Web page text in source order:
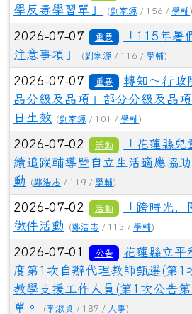
學反毒學習單」
(劉家源 / 156 / 學輔)
2026-07-07 重要
「115年暑
注意事項」
(劉家源 / 116 / 學輔)
2026-07-07 重要
轉知～行政
品分級及品項」部分分級及品
日生效 (劉家源 / 101 / 學輔)
2026-07-02 活動
「花蓮縣
續追蹤輔導暨自立生活適應協
動
(鄭浩志 / 119 / 學輔)
2026-07-02 活動
「跨時光
徵件活動
(鄭浩志 / 113 / 學輔)
2026-07-01 公告
花蓮縣立平
度第1次自辦代理教師甄選(第1
教學支援工作人員(第1次公告
單。
(李淑貞 / 187 / 人事)